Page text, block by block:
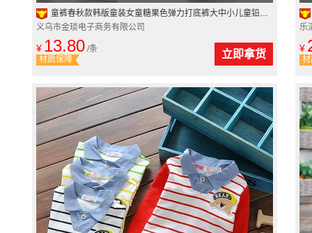
童裤春秋款韩版童装女童糖果色弹力打底裤大中小儿童铅笔裤子
义乌市金琰电子商务有限公司
¥ 13.80 /条
材质保障
立即拿货
乐
¥